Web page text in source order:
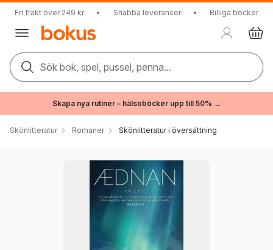
Fri frakt över 249 kr • Snabba leveranser • Billiga böcker
Sök bok, spel, pussel, penna...
Skapa nya rutiner – hälsoböcker upp till 50% →
Skönlitteratur Romaner Skönlitteratur i översättning